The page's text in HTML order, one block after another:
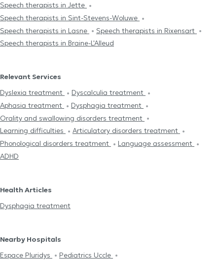
Speech therapists in Jette
Speech therapists in Sint-Stevens-Woluwe
Speech therapists in Lasne
Speech therapists in Rixensart
Speech therapists in Braine-L'Alleud
Relevant Services
Dyslexia treatment
Dyscalculia treatment
Aphasia treatment
Dysphagia treatment
Orality and swallowing disorders treatment
Learning difficulties
Articulatory disorders treatment
Phonological disorders treatment
Language assessment
ADHD
Health Articles
Dysphagia treatment
Nearby Hospitals
Espace Pluridys
Pediatrics Uccle